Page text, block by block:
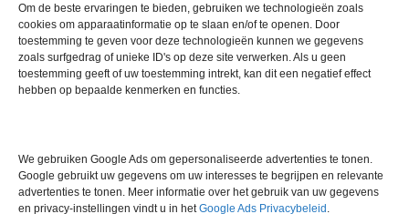
Om de beste ervaringen te bieden, gebruiken we technologieën zoals
cookies om apparaatinformatie op te slaan en/of te openen. Door
toestemming te geven voor deze technologieën kunnen we gegevens
zoals surfgedrag of unieke ID's op deze site verwerken. Als u geen
toestemming geeft of uw toestemming intrekt, kan dit een negatief effect
hebben op bepaalde kenmerken en functies.
We gebruiken Google Ads om gepersonaliseerde advertenties te tonen.
Google gebruikt uw gegevens om uw interesses te begrijpen en relevante
advertenties te tonen. Meer informatie over het gebruik van uw gegevens
en privacy-instellingen vindt u in hetGoogle Ads Privacybeleid .
Gerelateerde producten